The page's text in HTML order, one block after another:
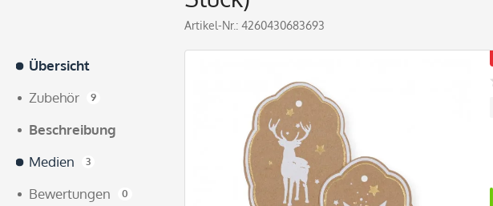
Artikel-Nr.: 4260430683693
Übersicht
Zubehör
9
Beschreibung
Medien
3
Bewertungen 0